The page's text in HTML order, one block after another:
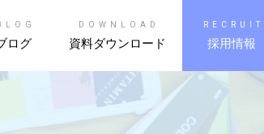
ログ
DOWNLOAD
資料ダウンロード
RECRUIT
採用情報